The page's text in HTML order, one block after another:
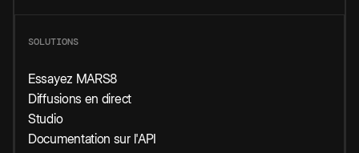
SOLUTIONS
Essayez MARS8
Diffusions en direct
Studio
Documentation sur l'API